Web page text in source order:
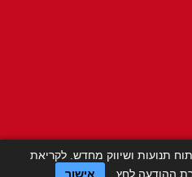
תנועות ושיווק מחדש. לקריאת
ההודעה לחץ אישור